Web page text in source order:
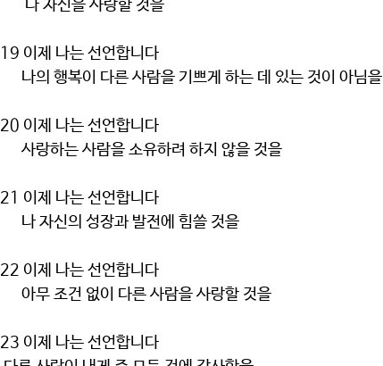
       나 자신을 사랑할 것을
19 이제 나는 선언합니다
      나의 행복이 다른 사람을 기쁘게 하는 데 있는 것이 아님을
20 이제 나는 선언합니다
      사랑하는 사람을 소유하려 하지 않을 것을
21 이제 나는 선언합니다
      나 자신의 성장과 발전에 힘쓸 것을
22 이제 나는 선언합니다
      아무 조건 없이 다른 사람을 사랑할 것을
23 이제 나는 선언합니다